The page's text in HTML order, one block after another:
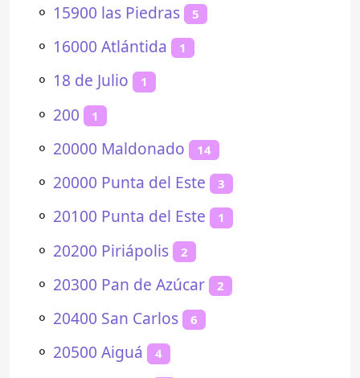
⚬ 15900 las Piedras 5
⚬ 16000 Atlántida 1
⚬ 18 de Julio 1
⚬ 200 1
⚬ 20000 Maldonado 14
⚬ 20000 Punta del Este 3
⚬ 20100 Punta del Este 1
⚬ 20200 Piriápolis 2
⚬ 20300 Pan de Azúcar 2
⚬ 20400 San Carlos 6
⚬ 20500 Aiguá 4